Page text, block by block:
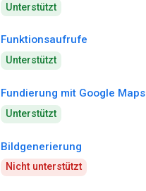
Unterstützt
Funktionsaufrufe
Unterstützt
Fundierung mit Google Maps
Unterstützt
Bildgenerierung
Nicht unterstützt